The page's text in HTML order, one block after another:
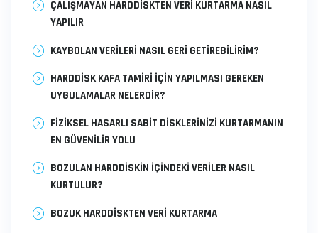
ÇALIŞMAYAN HARDDISKTEN VERI KURTARMA NASIL
YAPILIR
KAYBOLAN VERILERI NASIL GERI GETIREBILIRIM?
HARDDISK KAFA TAMIRI İÇIN YAPILMASI GEREKEN
UYGULAMALAR NELERDIR?
FIZIKSEL HASARLI SABIT DISKLERINIZI KURTARMANIN
EN GÜVENILIR YOLU
BOZULAN HARDDISKIN İÇINDEKI VERILER NASIL
KURTULUR?
BOZUK HARDDISKTEN VERI KURTARMA